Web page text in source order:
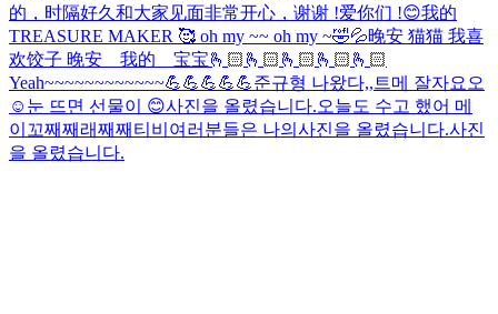
的，时隔好久和大家见面非常开心，谢谢 !爱你们 !😊我的
TREASURE MAKER 🥰 oh my ~~ oh my ~🤣💦晚安 猫猫 我喜
欢饺子 晚安 我的 宝宝🫰🏻🫰🏻🫰🏻🫰🏻🫰🏻
Yeah~~~~~~~~~~~~💪💪💪💪💪준규형 나왔다,, 트메 잘자요오
☺️ 눈 뜨면 선물이 😊사진을 올렸습니다.오늘도 수고 했어 메
이꼬째째래째째티비 여러분들은 나의 사진을 올렸습니다.사진
을 올렸습니다.